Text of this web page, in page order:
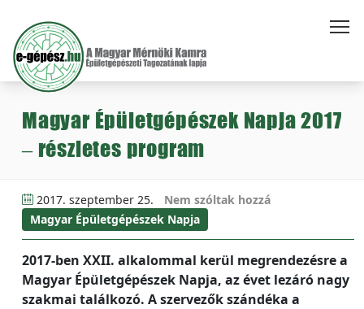
Magyar Épületgépészek Napja 2017
– részletes program
2017. szeptember 25.
Nem szóltak hozzá
Magyar Épületgépészek Napja
2017-ben XXII. alkalommal kerül megrendezésre a
Magyar Épületgépészek Napja, az évet lezáró nagy
szakmai találkozó. A szervezők szándéka a